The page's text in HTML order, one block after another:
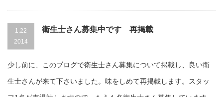
迎
1.22
2014
衛生士さん募集中です 再掲載
少し前に、このブログで衛生士さん募集について掲載し、良い衛
生士さんが来て下さいました。味をしめて再掲載します。スタッ